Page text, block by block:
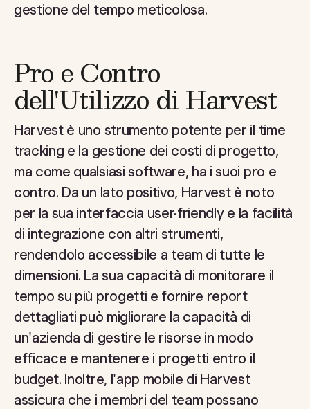
gestione del tempo meticolosa.
Pro e Contro
dell'Utilizzo di Harvest
Harvest è uno strumento potente per il time
tracking e la gestione dei costi di progetto,
ma come qualsiasi software, ha i suoi pro e
contro. Da un lato positivo, Harvest è noto
per la sua interfaccia user-friendly e la facilità
di integrazione con altri strumenti,
rendendolo accessibile a team di tutte le
dimensioni. La sua capacità di monitorare il
tempo su più progetti e fornire report
dettagliati può migliorare la capacità di
un'azienda di gestire le risorse in modo
efficace e mantenere i progetti entro il
budget. Inoltre, l'app mobile di Harvest
assicura che i membri del team possano